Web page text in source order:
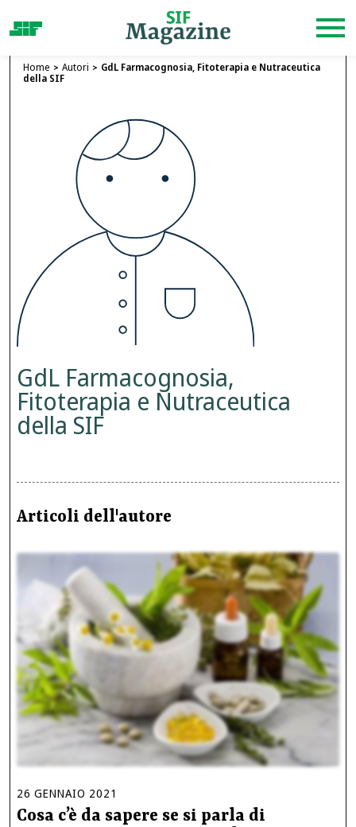
Home Autori
GdL Farmacognosia, Fitoterapia e Nutraceutica
della SIF
GdL Farmacognosia,
Fitoterapia e Nutraceutica
della SIF
Articoli dell'autore
26 GENNAIO 2021
Cosa c’è da sapere se si parla di